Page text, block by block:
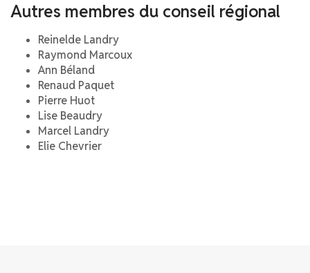
Autres membres du conseil régional
Reinelde Landry
Raymond Marcoux
Ann Béland
Renaud Paquet
Pierre Huot
Lise Beaudry
Marcel Landry
Elie Chevrier